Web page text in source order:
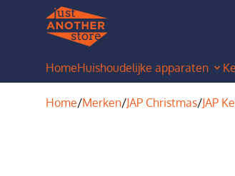
HomeHuishoudelijke apparaten
Home/Merken/JAP Christmas/JAP